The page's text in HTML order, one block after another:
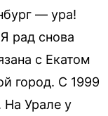
— ура!
рад снова
с Екатом
город. С 1999
На Урале у